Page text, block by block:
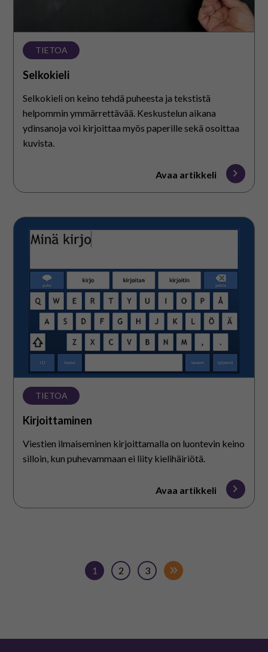
TIETOA
Selkokieli
Selkokieli on keino tehdä puheesta ja tekstistä
helpommin ymmärrettävää. Keskustelun aikana
ydinsanoja voi kirjoittaa myös paperille sekä osoittaa
kuvista.
Avaa artikkeli
Kirjoittaminen
TIETOA
Kirjoittaminen
Viestien ilmaiseminen kirjoittamalla on luontevin keino
silloin, kun puhevammaan ei liity kielihäiriötä.
Avaa artikkeli
1 2 3